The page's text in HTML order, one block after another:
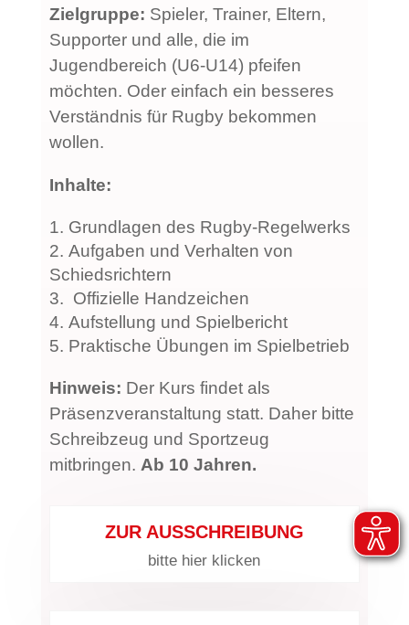
Zielgruppe: Spieler, Trainer, Eltern,
Supporter und alle, die im
Jugendbereich (U6-U14) pfeifen
möchten. Oder einfach ein besseres
Verständnis für Rugby bekommen
wollen.
Inhalte:
Grundlagen des Rugby-Regelwerks
Aufgaben und Verhalten von
Schiedsrichtern
Offizielle Handzeichen
Aufstellung und Spielbericht
Praktische Übungen im Spielbetrieb
Hinweis: Der Kurs findet als
Präsenzveranstaltung statt. Daher bitte
Schreibzeug und Sportzeug
mitbringen. Ab 10 Jahren.
ZUR AUSSCHREIBUNG
bitte hier klicken